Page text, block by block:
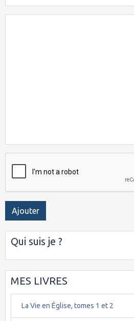
Ajouter
Qui suis je ?
MES LIVRES
La Vie en Église, tomes 1 et 2